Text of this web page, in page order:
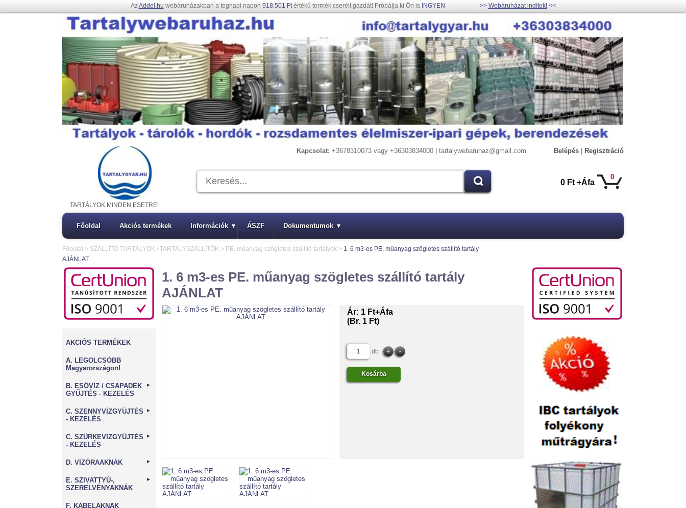
AzAddel.hu webáruházakban a tegnapi napon 918.501 Ftértékű termék cserélt gazdát! Próbálja ki Ön is INGYEN >> Webáruházat indítok!<<
Kapcsolat: +3678310073 vagy +36303834000 | tartalywebaruhaz@gmail.com Belépés Regisztráció
0
0 Ft +Áfa
TARTÁLYOK MINDEN ESETRE!
Főoldal Akciós termékek Információk ▾ ÁSZF Dokumentumok ▾
Főoldal > SZÁLLÍTÓ TARTÁLYOK / TARTÁLYSZÁLLÍTÓK > PE. műanyag szögletes szállító tartályok > 1. 6 m3-es PE. műanyag szögletes szállító tartály
AJÁNLAT
AKCIÓS TERMÉKEK
A. LEGOLCSÓBB
Magyarországon!
B. ESŐVÍZ / CSAPADÉK
GYŰJTÉS - KEZELÉS
►
C. SZENNYVÍZGYŰJTÉS
- KEZELÉS
►
C. SZÜRKEVÍZGYŰJTÉS
- KEZELÉS
►
D. VÍZÓRAAKNÁK ►
E. SZIVATTYÚ-,
SZERELVÉNYAKNÁK
►
F. KÁBELAKNÁK
1. 6 m3-es PE. műanyag szögletes szállító tartály
AJÁNLAT
Ár: 1 Ft+Áfa
(Br. 1 Ft)
db